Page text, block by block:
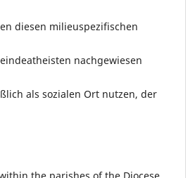
diesen milieuspezifischen
nachgewiesen
als sozialen Ort nutzen, der